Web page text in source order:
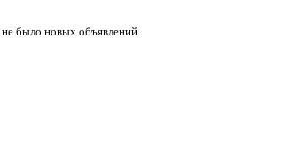
было новых объявлений.